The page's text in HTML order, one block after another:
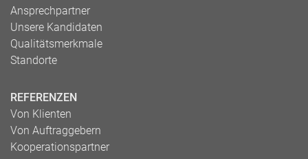
Ansprechpartner
Unsere Kandidaten
Qualitätsmerkmale
Standorte
REFERENZEN
Von Klienten
Von Auftraggebern
Kooperationspartner